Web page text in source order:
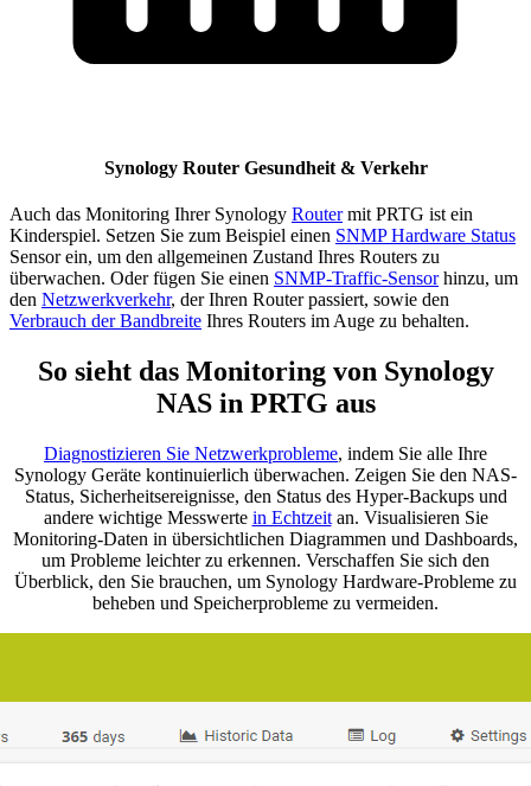
Synology Router Gesundheit & Verkehr
Auch das Monitoring Ihrer Synology Routermit PRTG ist ein
Kinderspiel. Setzen Sie zum Beispiel einen SNMP Hardware Status
Sensor ein, um den allgemeinen Zustand Ihres Routers zu
überwachen. Oder fügen Sie einen SNMP-Traffic-Sensorhinzu, um
den Netzwerkverkehr, der Ihren Router passiert, sowie den
Verbrauch der Bandbreite Ihres Routers im Auge zu behalten.
So sieht das Monitoring von Synology
NAS in PRTG aus
Diagnostizieren Sie Netzwerkprobleme, indem Sie alle Ihre
Synology Geräte kontinuierlich überwachen. Zeigen Sie den NAS-
Status, Sicherheitsereignisse, den Status des Hyper-Backups und
andere wichtige Messwerte in Echtzeitan. Visualisieren Sie
Monitoring-Daten in übersichtlichen Diagrammen und Dashboards,
um Probleme leichter zu erkennen. Verschaffen Sie sich den
Überblick, den Sie brauchen, um Synology Hardware-Probleme zu
beheben und Speicherprobleme zu vermeiden.